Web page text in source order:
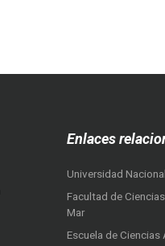
Enlaces
Universidad
Facultad de
Mar
Escuela de